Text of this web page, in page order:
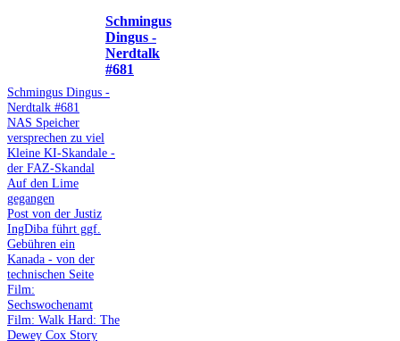
Schmingus
Dingus -
Nerdtalk
#681
Schmingus Dingus -
Nerdtalk #681
NAS Speicher
versprechen zu viel
Kleine KI-Skandale -
der FAZ-Skandal
Auf den Lime
gegangen
Post von der Justiz
IngDiba führt ggf.
Gebühren ein
Kanada - von der
technischen Seite
Film:
Sechswochenamt
Film: Walk Hard: The
Dewey Cox Story